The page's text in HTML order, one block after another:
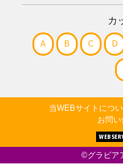
カ
A B C D
当WEBサイトにつ
お問
©グラビア